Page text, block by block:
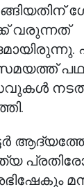
വരുന്നത്
പഥക്